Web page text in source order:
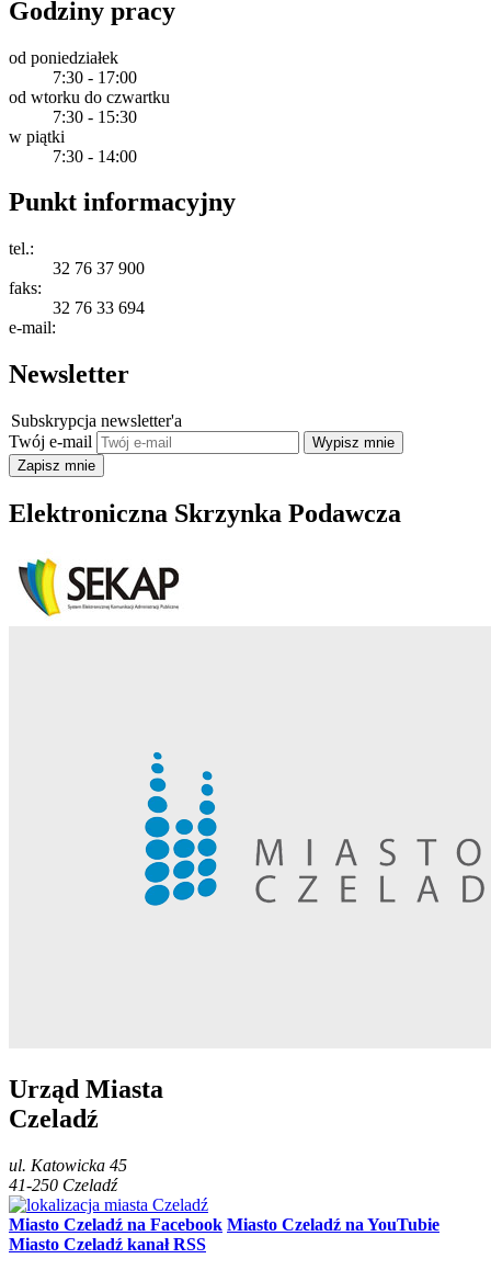
Godziny pracy
od poniedziałek
7:30 - 17:00
od wtorku do czwartku
7:30 - 15:30
w piątki
7:30 - 14:00
Punkt informacyjny
tel.:
32 76 37 900
faks:
32 76 33 694
e-mail:
Newsletter
Subskrypcja newsletter'a
Twój e-mail
Elektroniczna Skrzynka Podawcza
Urząd Miasta
Czeladź
ul. Katowicka 45
41-250 Czeladź
Miasto Czeladź na Facebook Miasto Czeladź na YouTubie
Miasto Czeladź kanał RSS